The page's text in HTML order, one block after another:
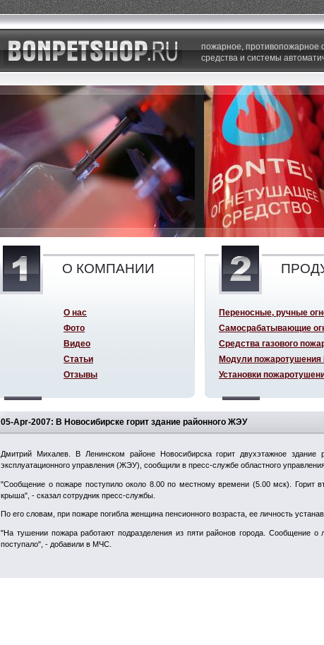
05-Apr-2007: В Новосибирске горит здание районного ЖЭУ
Дмитрий Михалев. В Ленинском районе Новосибирска горит двухэтажное здание
эксплуатационного управления (ЖЭУ), сообщили в пресс-службе областного
"Сообщение о пожаре поступило около 8.00 по местному времени (5.00 мск). Горит
крыша", - сказал сотрудник пресс-службы.
По его словам, при пожаре погибла женщина пенсионного возраста, ее личность
"На тушении пожара работают подразделения из пяти районов города. Сообщение о
поступало", - добавили в МЧС.
пожарное, противопожарное
средства и системы
О КОМПАНИИ
О нас
Фото
Видео
Статьи
Отзывы
Переносные, ручные
Самосрабатывающие
Средства газового
Модули
Установки